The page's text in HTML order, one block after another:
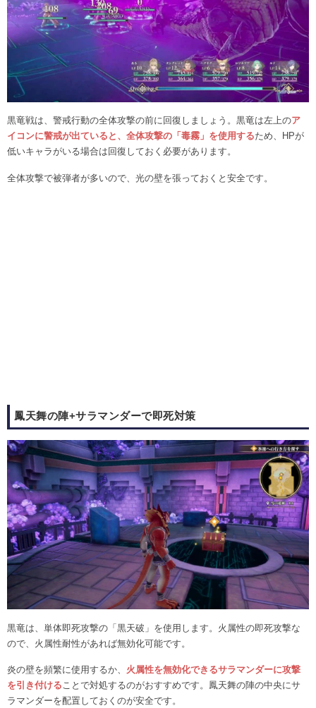
黒竜戦は、警戒行動の全体攻撃の前に回復しましょう。黒竜は左上のア
イコンに警戒が出ていると、全体攻撃の「毒霧」を使用するため、HPが
低いキャラがいる場合は回復しておく必要があります。
全体攻撃で被弾者が多いので、光の壁を張っておくと安全です。
鳳天舞の陣+サラマンダーで即死対策
黒竜は、単体即死攻撃の「黒天破」を使用します。火属性の即死攻撃な
ので、火属性耐性があれば無効化可能です。
炎の壁を頻繁に使用するか、 火属性を無効化できるサラマンダーに攻撃
を引き付けることで対処するのがおすすめです。鳳天舞の陣の中央にサ
ラマンダーを配置しておくのが安全です。